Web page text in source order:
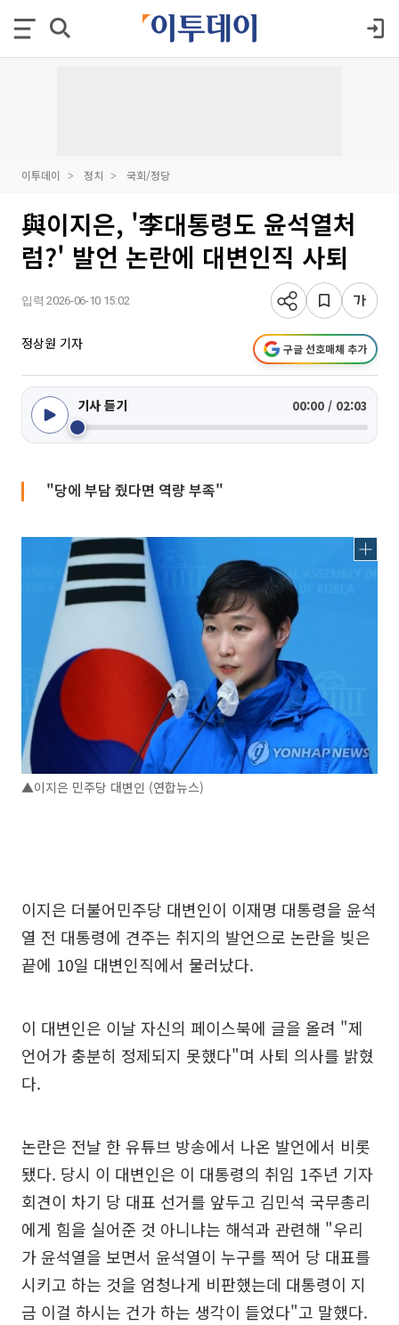
이투데이 정치 국회/정당
與이지은, '李대통령도 윤석열처
럼?' 발언 논란에 대변인직 사퇴
입력 2026-06-10 15:02
정상원 기자 구글 선호매체 추가
기사 듣기 00:00 / 02:03
"당에 부담 줬다면 역량 부족"
▲이지은 민주당 대변인 (연합뉴스)
이지은 더불어민주당 대변인이 이재명 대통령을 윤석
열 전 대통령에 견주는 취지의 발언으로 논란을 빚은
끝에 10일 대변인직에서 물러났다.
이 대변인은 이날 자신의 페이스북에 글을 올려 "제
언어가 충분히 정제되지 못했다"며 사퇴 의사를 밝혔
다.
논란은 전날 한 유튜브 방송에서 나온 발언에서 비롯
됐다. 당시 이 대변인은 이 대통령의 취임 1주년 기자
회견이 차기 당 대표 선거를 앞두고 김민석 국무총리
에게 힘을 실어준 것 아니냐는 해석과 관련해 "우리
가 윤석열을 보면서 윤석열이 누구를 찍어 당 대표를
시키고 하는 것을 엄청나게 비판했는데 대통령이 지
금 이걸 하시는 건가 하는 생각이 들었다"고 말했다.